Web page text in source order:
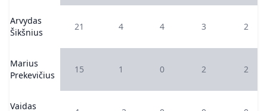
Arvydas
Šikšnius
21 4 4 3 2
Marius
Prekevičius
15 1 0 2 2
Vaidas